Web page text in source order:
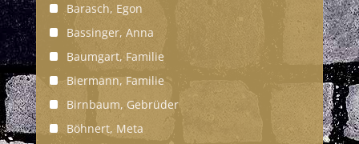
Barasch, Egon
Bassinger, Anna
Baumgart, Familie
Biermann, Familie
Birnbaum, Gebrüder
Böhnert, Meta